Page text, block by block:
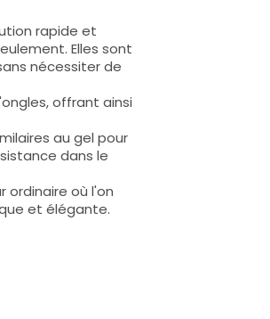
rapide et
Elles sont
nécessiter de
offrant ainsi
au gel pour
dans le
ordinaire où l'on
et élégante.